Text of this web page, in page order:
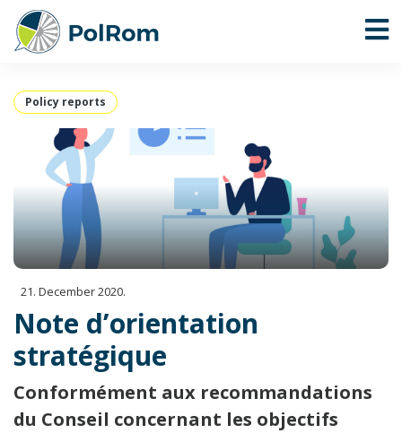
Policy reports
21. December 2020.
Note d’orientation
stratégique
Conformément aux recommandations
du Conseil concernant les objectifs